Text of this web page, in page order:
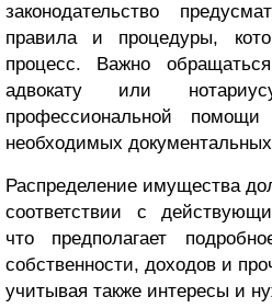
законодательство
правила и процедуры,
процесс. Важно
адвокату или
профессиональной
необходимых
Распределение имущества
соответствии с
что предполагает
собственности, доходов и
учитывая также интересы и